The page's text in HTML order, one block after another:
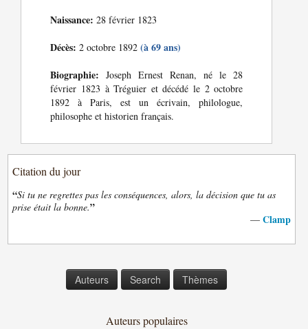
Naissance: 28 février 1823
Décès: 2 octobre 1892(à 69 ans)
Biographie: Joseph Ernest Renan, né le 28
février 1823 à Tréguier et décédé le 2 octobre
1892 à Paris, est un écrivain, philologue,
philosophe et historien français.
Citation du jour
“Si tu ne regrettes pas les conséquences, alors, la décision que tu as
prise était la bonne.”
— Clamp
Auteurs Search Thèmes
Auteurs populaires